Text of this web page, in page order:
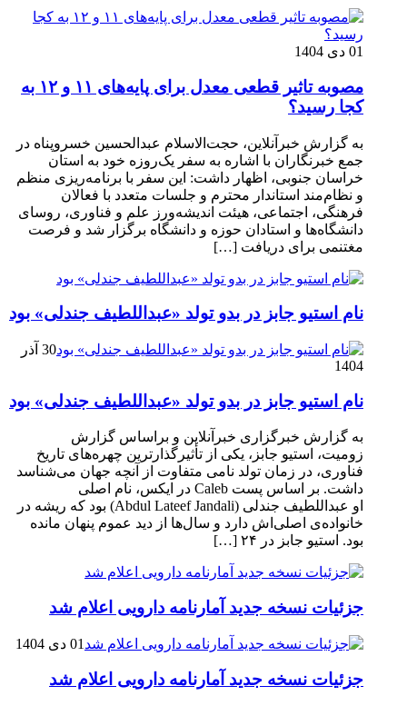
01 دی 1404
مصوبه تاثیر قطعی معدل برای پایه‌های ۱۱ و ۱۲ به
کجا رسید؟
به گزارش خبرآنلاین، حجت‌الاسلام عبدالحسین خسروپناه در
جمع خبرنگاران با اشاره به سفر یک‌روزه خود به استان
خراسان جنوبی، اظهار داشت: این سفر با برنامه‌ریزی منظم
و نظام‌مند استاندار محترم و جلسات متعدد با فعالان
فرهنگی، اجتماعی، هیئت اندیشه‌ورز علم و فناوری، روسای
دانشگاه‌ها و استادان حوزه و دانشگاه برگزار شد و فرصت
مغتنمی برای دریافت […]
نام استیو جابز در بدو تولد «عبداللطیف جندلی» بود
30 آذر
1404
نام استیو جابز در بدو تولد «عبداللطیف جندلی» بود
به گزارش خبرگزاری خبرآنلاین و براساس گزارش
زومیت، استیو جابز، یکی از تأثیرگذارترین چهره‌های تاریخ
فناوری، در زمان تولد نامی متفاوت از آنچه جهان می‌شناسد
داشت. بر اساس پست Caleb در ایکس، نام اصلی
او عبداللطیف جندلی (Abdul Lateef Jandali) بود که ریشه در
خانواده‌ی اصلی‌اش دارد و سال‌ها از دید عموم پنهان مانده
بود. استیو جابز در ۲۴ […]
جزئیات نسخه جدید آمارنامه دارویی اعلام شد
01 دی 1404
جزئیات نسخه جدید آمارنامه دارویی اعلام شد